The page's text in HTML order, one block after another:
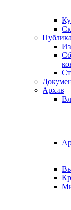
Архив